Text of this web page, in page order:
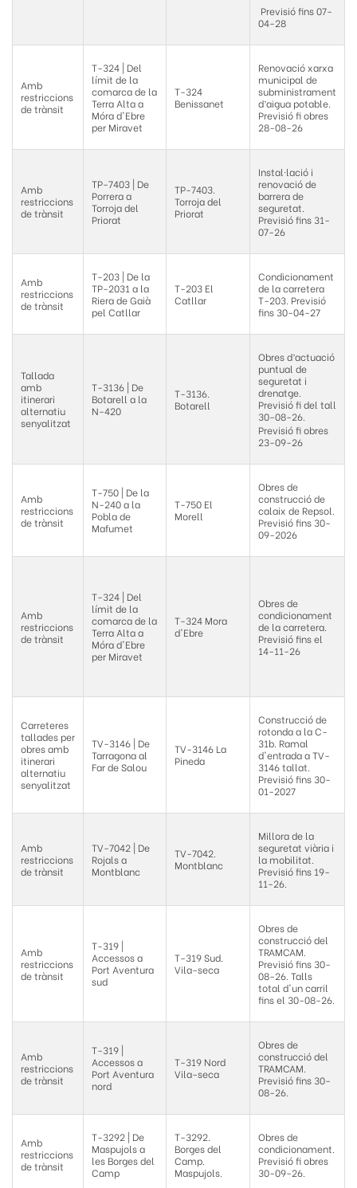
Previsió fins 07-
04-28
Amb
restriccions
de trànsit
T-324 | Del
límit de la
comarca de la
Terra Alta a
Móra d'Ebre
per Miravet
T-324
Benissanet
Renovació xarxa
municipal de
subministrament
d’aigua potable.
Previsió fi obres
28-08-26
Amb
restriccions
de trànsit
TP-7403 | De
Porrera a
Torroja del
Priorat
TP-7403.
Torroja del
Priorat
Instal·lació i
renovació de
barrera de
seguretat.
Previsió fins 31-
07-26
Amb
restriccions
de trànsit
T-203 | De la
TP-2031 a la
Riera de Gaià
pel Catllar
T-203 El
Catllar
Condicionament
de la carretera
T-203. Previsió
fins 30-04-27
Tallada
amb
itinerari
alternatiu
senyalitzat
T-3136 | De
Botarell a la
N-420
T-3136.
Botarell
Obres d’actuació
puntual de
seguretat i
drenatge.
Previsió fi del tall
30-08-26.
Previsió fi obres
23-09-26
Amb
restriccions
de trànsit
T-750 | De la
N-240 a la
Pobla de
Mafumet
T-750 El
Morell
Obres de
construcció de
calaix de Repsol.
Previsió fins 30-
09-2026
Amb
restriccions
de trànsit
T-324 | Del
límit de la
comarca de la
Terra Alta a
Móra d'Ebre
per Miravet
T-324 Mora
d'Ebre
Obres de
condicionament
de la carretera.
Previsió fins el
14-11-26
Carreteres
tallades per
obres amb
itinerari
alternatiu
senyalitzat
TV-3146 | De
Tarragona al
Far de Salou
TV-3146 La
Pineda
Construcció de
rotonda a la C-
31b. Ramal
d'entrada a TV-
3146 tallat.
Previsió fins 30-
01-2027
Amb
restriccions
de trànsit
TV-7042 | De
Rojals a
Montblanc
TV-7042.
Montblanc
Millora de la
seguretat viària i
la mobilitat.
Previsió fins 19-
11-26.
Amb
restriccions
de trànsit
T-319 |
Accessos a
Port Aventura
sud
T-319 Sud.
Vila-seca
Obres de
construcció del
TRAMCAM.
Previsió fins 30-
08-26. Talls
total d'un carril
fins el 30-08-26.
Amb
restriccions
de trànsit
T-319 |
Accessos a
Port Aventura
nord
T-319 Nord
Vila-seca
Obres de
construcció del
TRAMCAM.
Previsió fins 30-
08-26.
Amb
restriccions
de trànsit
T-3292 | De
Maspujols a
les Borges del
Camp
T-3292.
Borges del
Camp.
Maspujols.
Obres de
condicionament.
Previsió fi obres
30-09-26.